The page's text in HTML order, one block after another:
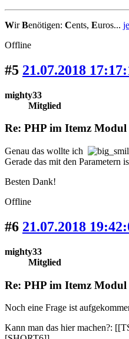
WirBenötigen: Cents, Euros...
Offline
#5 21.07.2018
mighty33
Mitglied
Re: PHP im Itemz Modul
Genau das wollte ich
Gerade das mit den Parametern
Besten Dank!
Offline
#6 21.07.2018
mighty33
Mitglied
Re: PHP im Itemz Modul
Noch eine Frage ist
Kann man das hier machen?: